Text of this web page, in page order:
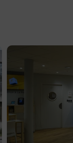
En savoir plus